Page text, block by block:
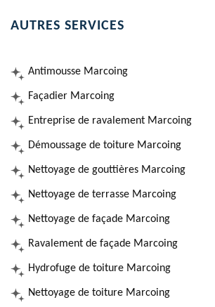
AUTRES SERVICES
Antimousse Marcoing
Façadier Marcoing
Entreprise de ravalement Marcoing
Démoussage de toiture Marcoing
Nettoyage de gouttières Marcoing
Nettoyage de terrasse Marcoing
Nettoyage de façade Marcoing
Ravalement de façade Marcoing
Hydrofuge de toiture Marcoing
Nettoyage de toiture Marcoing